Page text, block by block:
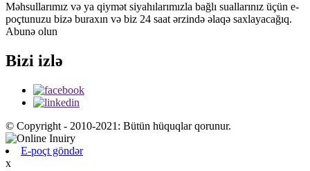
Məhsullarımız və ya qiymət siyahılarımızla bağlı suallarınız üçün e-
poçtunuzu bizə buraxın və biz 24 saat ərzində əlaqə saxlayacağıq.
Abunə olun
Bizi izlə
© Copyright - 2010-2021: Bütün hüquqlar qorunur.
E-poçt göndər
x